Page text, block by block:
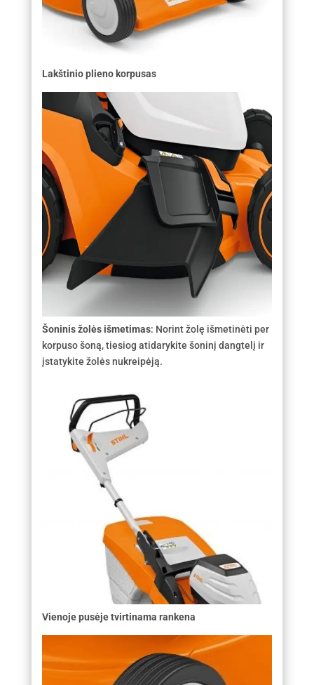
Lakštinio plieno korpusas
Šoninis žolės išmetimas: Norint žolę išmetinėti per
korpuso šoną, tiesiog atidarykite šoninį dangtelį ir
įstatykite žolės nukreipėją.
Vienoje pusėje tvirtinama rankena